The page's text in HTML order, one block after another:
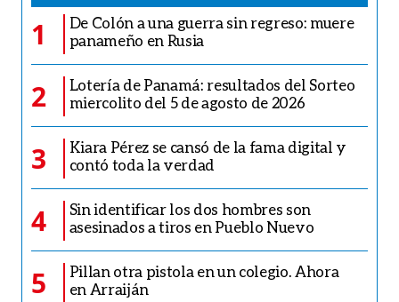
1
De Colón a una guerra sin regreso: muere
panameño en Rusia
2
Lotería de Panamá: resultados del Sorteo
miercolito del 5 de agosto de 2026
3
Kiara Pérez se cansó de la fama digital y
contó toda la verdad
4
Sin identificar los dos hombres son
asesinados a tiros en Pueblo Nuevo
5
Pillan otra pistola en un colegio. Ahora
en Arraiján